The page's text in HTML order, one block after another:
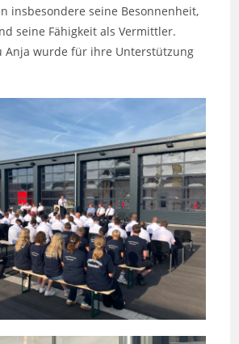
insbesondere seine Besonnenheit,
seine Fähigkeit als Vermittler.
Anja wurde für ihre Unterstützung